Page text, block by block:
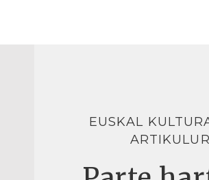
EUSKAL